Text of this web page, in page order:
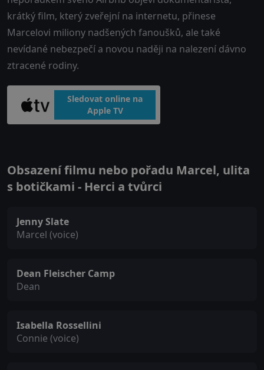
krátký film, který zveřejní na internetu, přinese
Marcelovi miliony nadšených fanoušků, ale také
nevídané nebezpečí a novou naději na nalezení dávno
ztracené rodiny.
Sledovat online na
Apple TV
Obsazení filmu nebo pořadu Marcel, ulita
s botičkami - Herci a tvůrci
Jenny Slate
Marcel (voice)
Dean Fleischer Camp
Dean
Isabella Rossellini
Connie (voice)